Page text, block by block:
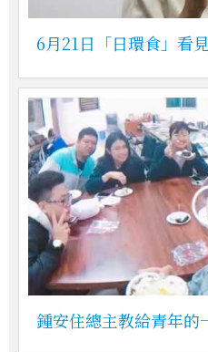
6月21日「日環食」看
鍾安住總主教給青年的